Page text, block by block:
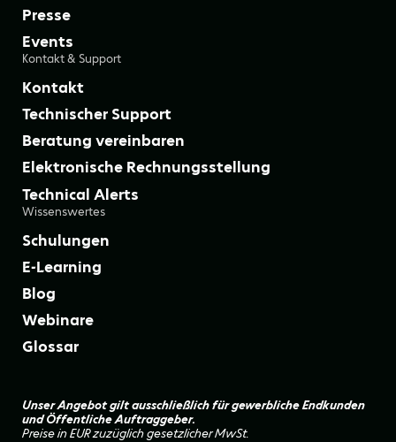
Presse
Events
Kontakt & Support
Kontakt
Technischer Support
Beratung vereinbaren
Elektronische Rechnungsstellung
Technical Alerts
Wissenswertes
Schulungen
E-Learning
Blog
Webinare
Glossar
Unser Angebot gilt ausschließlich für gewerbliche Endkunden
und Öffentliche Auftraggeber.
Preise in EUR zuzüglich gesetzlicher MwSt.